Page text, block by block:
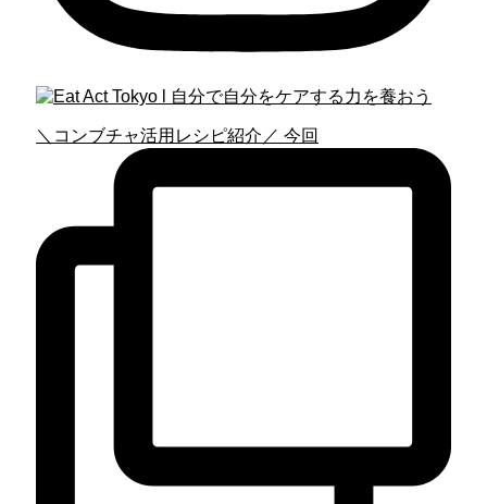
＼コンブチャ活用レシピ紹介／ 今回